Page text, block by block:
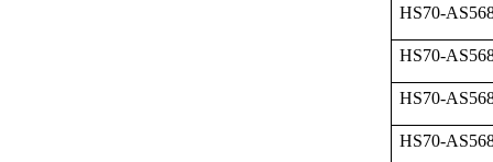
HS70-
HS70-
HS70-
HS70-